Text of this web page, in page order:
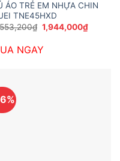
ÁO TRẺ EM NHỰA CHIN
TNE45HXD
₫ Giá
gốc
3,553,200₫.
1,944,000₫Giá
hiện
NGAY